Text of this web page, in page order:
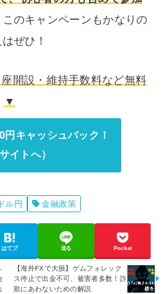
のキャンペーンもかなりの
ぜひ！
開設・維持手数料など無料
▼
円キャッシュバック！
イトへ）
ドル円 金融政策
はてブ 送る Pocket
【海外FXで大損】ゲムフォレック
ス停止で出金不可、被害者多数！詐
欺にあわないための解説